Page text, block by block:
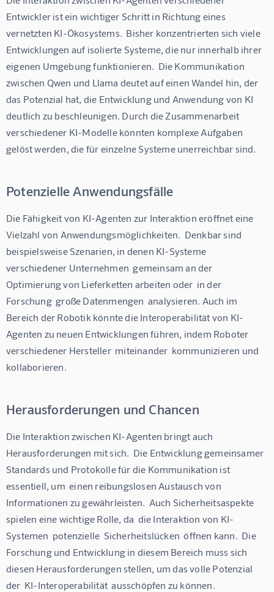
Entwickler ist ein wichtiger Schritt in Richtung eines
vernetzten KI-Ökosystems.  Bisher konzentrierten sich viele
Entwicklungen auf isolierte Systeme, die nur innerhalb ihrer
eigenen Umgebung funktionieren.  Die Kommunikation
zwischen Qwen und Llama deutet auf einen Wandel hin, der
das Potenzial hat, die Entwicklung und Anwendung von KI
deutlich zu beschleunigen. Durch die Zusammenarbeit
verschiedener KI-Modelle könnten komplexe Aufgaben
gelöst werden, die für einzelne Systeme unerreichbar sind.
Potenzielle Anwendungsfälle
Die Fähigkeit von KI-Agenten zur Interaktion eröffnet eine
Vielzahl von Anwendungsmöglichkeiten.  Denkbar sind
beispielsweise Szenarien, in denen KI-Systeme
verschiedener Unternehmen  gemeinsam an der
Optimierung von Lieferketten arbeiten oder  in der
Forschung  große Datenmengen  analysieren. Auch im
Bereich der Robotik könnte die Interoperabilität von KI-
Agenten zu neuen Entwicklungen führen, indem Roboter
verschiedener Hersteller  miteinander  kommunizieren und
kollaborieren.
Herausforderungen und Chancen
Die Interaktion zwischen KI-Agenten bringt auch
Herausforderungen mit sich.  Die Entwicklung gemeinsamer
Standards und Protokolle für die Kommunikation ist
essentiell, um  einen reibungslosen Austausch von
Informationen zu gewährleisten.  Auch Sicherheitsaspekte
spielen eine wichtige Rolle, da  die Interaktion von KI-
Systemen  potenzielle  Sicherheitslücken  öffnen kann.  Die
Forschung und Entwicklung in diesem Bereich muss sich
diesen Herausforderungen stellen, um das volle Potenzial
der  KI-Interoperabilität  ausschöpfen zu können.